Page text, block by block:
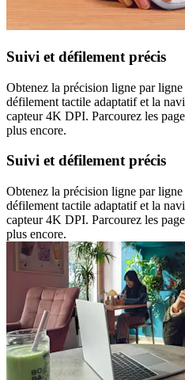
Suivi et défilement précis
Obtenez la précision ligne par
défilement tactile adaptatif et la
capteur 4K DPI. Parcourez les
plus encore.
Suivi et défilement précis
Obtenez la précision ligne par
défilement tactile adaptatif et la
capteur 4K DPI. Parcourez les
plus encore.